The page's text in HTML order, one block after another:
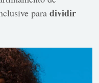
paradividir